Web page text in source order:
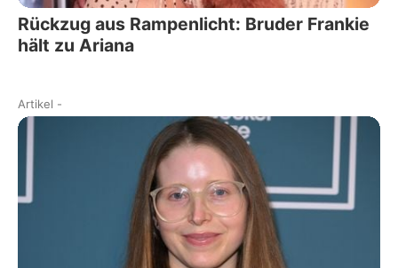
Rückzug aus Rampenlicht: Bruder Frankie
hält zu Ariana
Artikel -